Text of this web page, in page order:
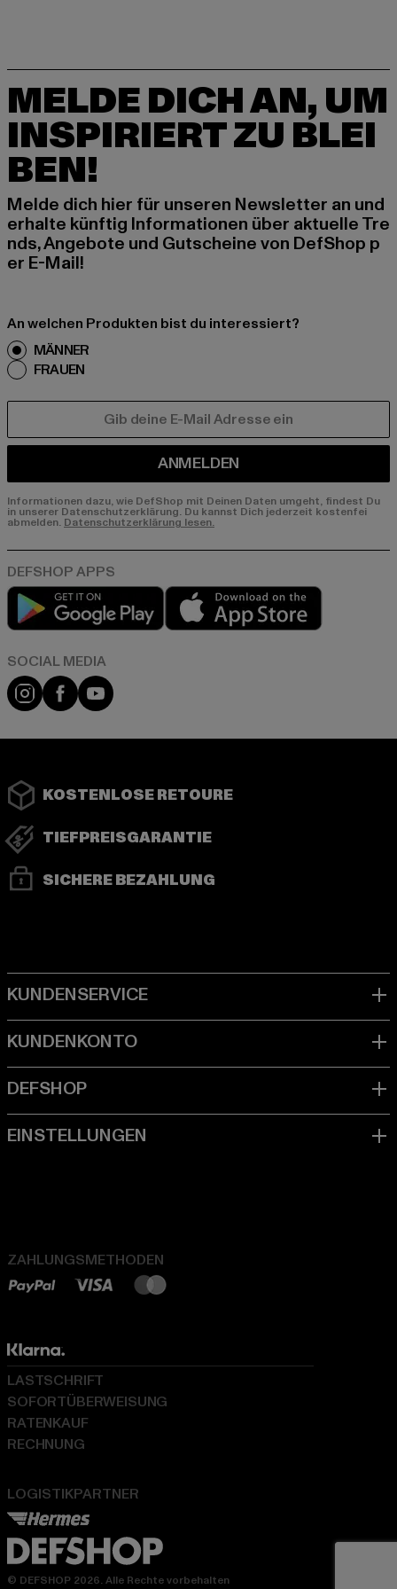
MELDE DICH AN, UM
INSPIRIERT ZU BLEI
BEN!
Melde dich hier für unseren Newsletter an und
erhalte künftig Informationen über aktuelle Tre
nds, Angebote und Gutscheine von DefShop p
er E-Mail!
An welchen Produkten bist du interessiert?
MÄNNER
FRAUEN
ANMELDEN
Informationen dazu, wie DefShop mit Deinen Daten umgeht, findest Du
in unserer Datenschutzerklärung. Du kannst Dich jederzeit kostenfei
abmelden. Datenschutzerklärung lesen.
Play market
Instagram
FacebookYouTube
KOSTENLOSE RETOURE
TIEFPREISGARANTIE
SICHERE BEZAHLUNG
ZAHLUNGSMETHODEN
LOGISTIKPARTNER
LASTSCHRIFT
SOFORTÜBERWEISUNG
RATENKAUF
RECHNUNG
© DEFSHOP 2026. Alle Rechte vorbehalten